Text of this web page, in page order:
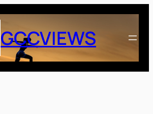
GCCVIEWS